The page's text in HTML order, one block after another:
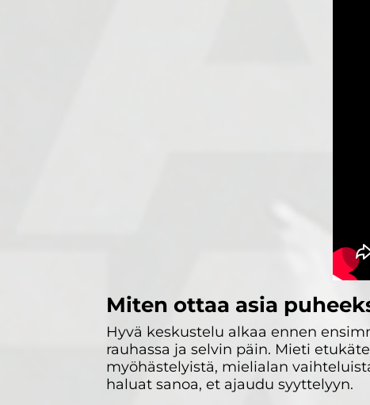
Miten ottaa asia
Hyvä keskustelu alkaa ennen
rauhassa ja selvin päin. Mieti
myöhästelyistä, mielialan
haluat sanoa, et ajaudu syyttelyyn.